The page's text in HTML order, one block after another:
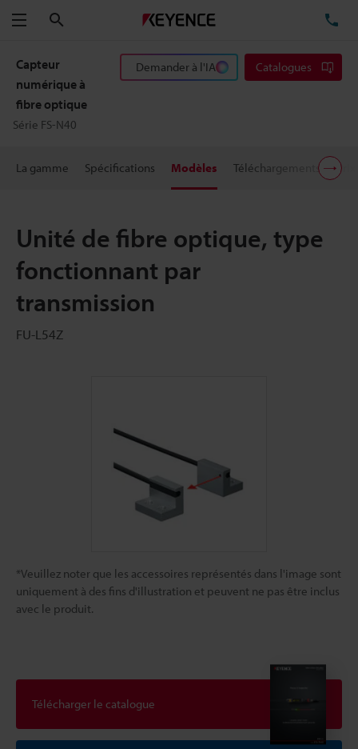
Menu
Capteur
numérique à
fibre optique
Série FS-N40
Demander à l'IA Catalogues
La gamme Spécifications Modèles Téléchargements Prix
Unité de fibre optique, type
fonctionnant par
transmission
FU-L54Z
*Veuillez noter que les accessoires représentés dans l'image sont
uniquement à des fins d'illustration et peuvent ne pas être inclus
avec le produit.
Télécharger le catalogue